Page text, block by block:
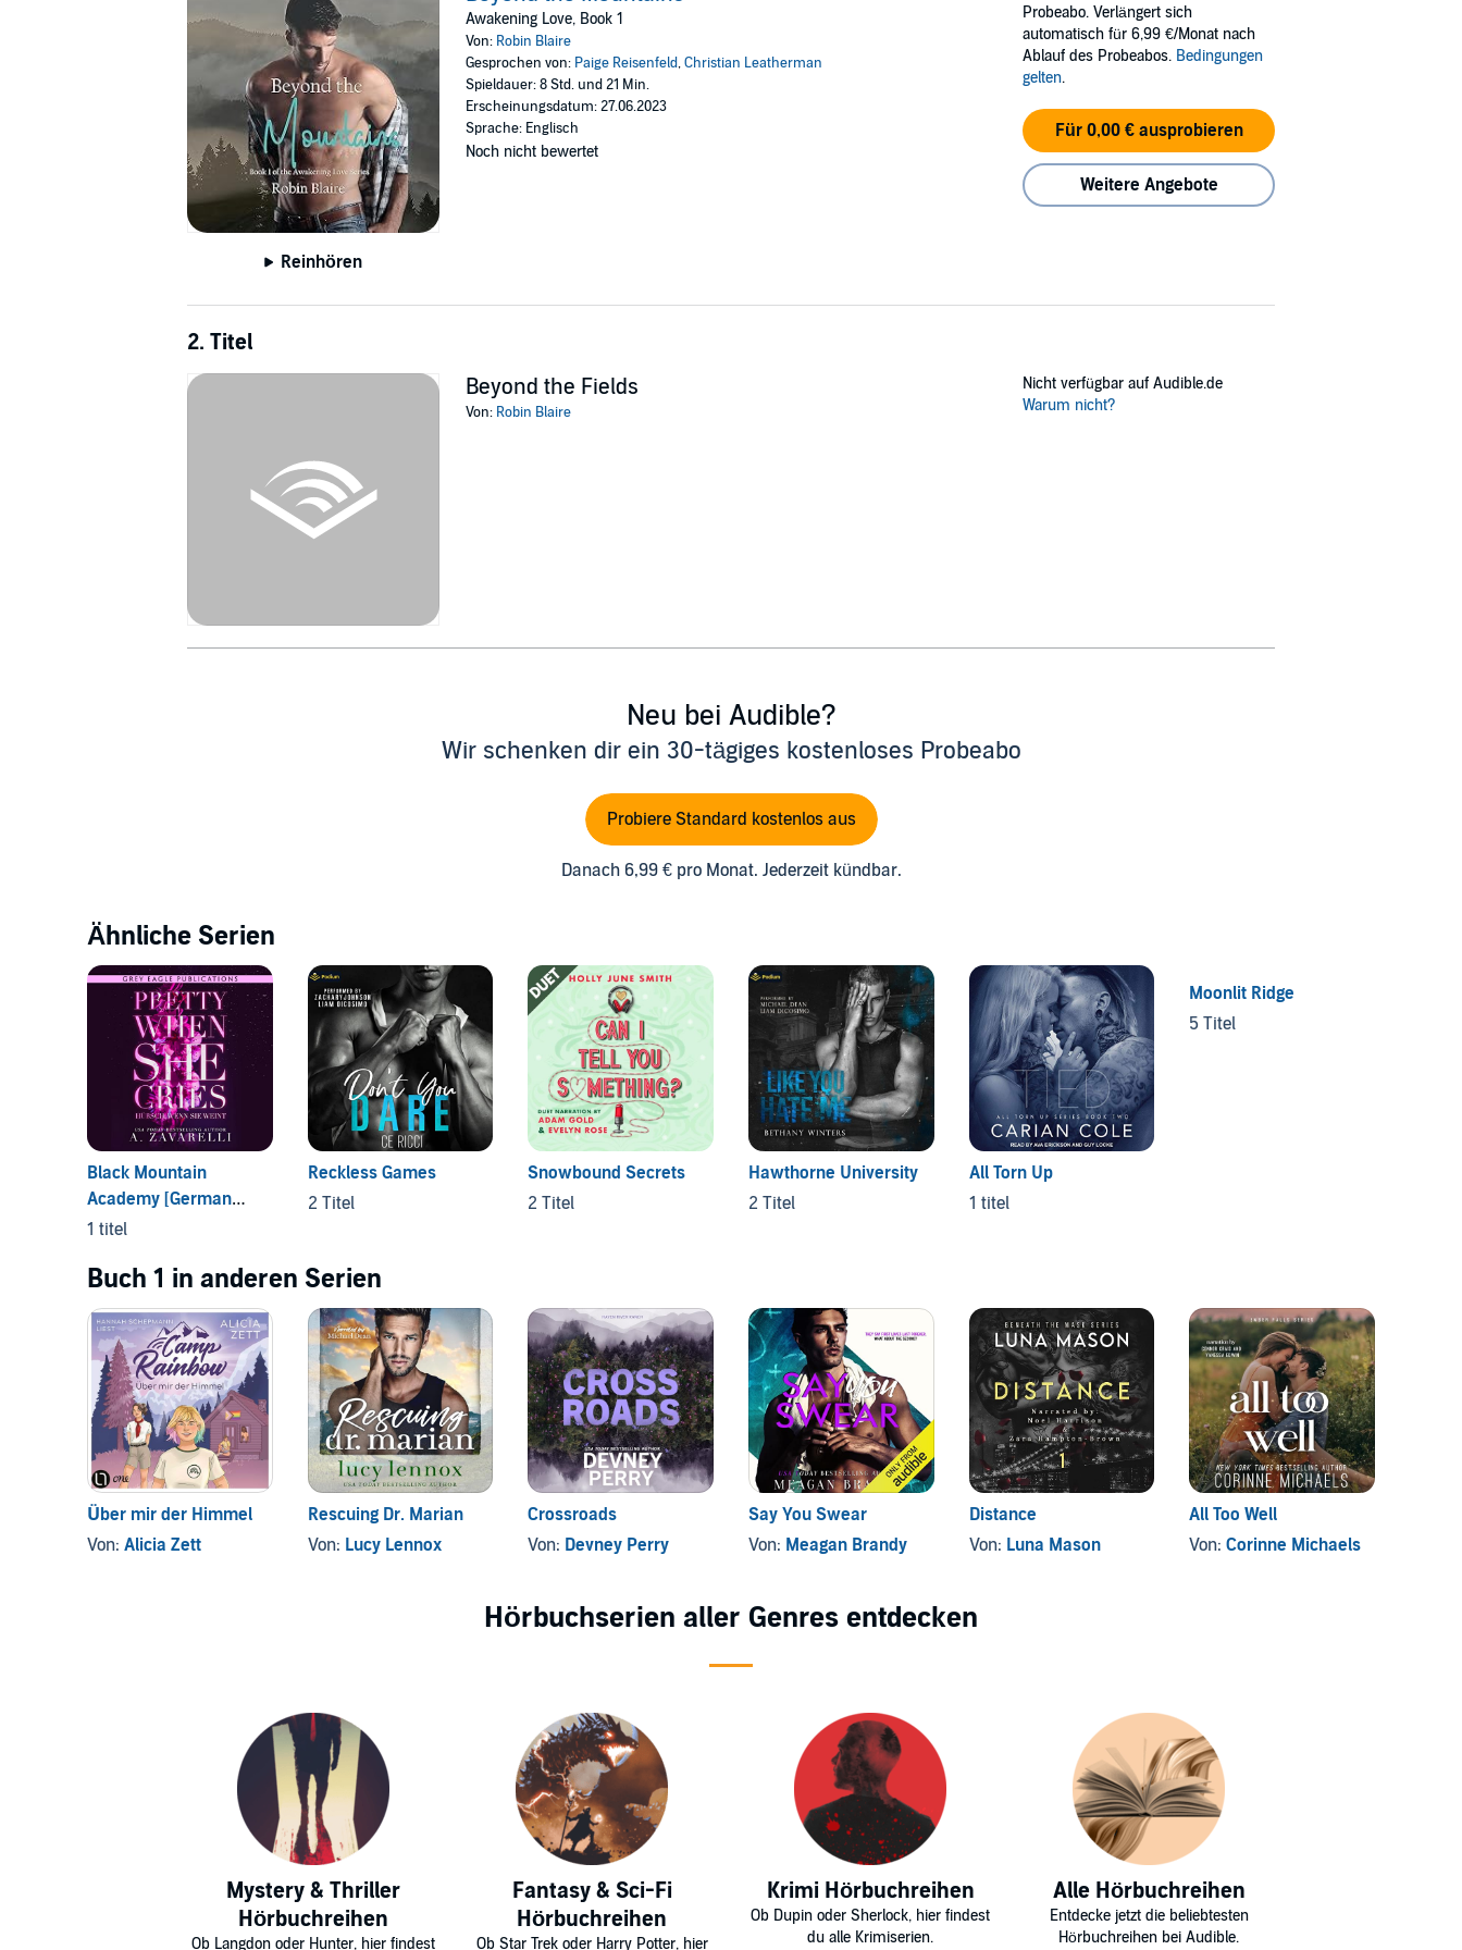
I can't help but notice the shock of electricity when our eyes meet and recognition fills her gaze.
She is the only woman I've ever wanted.
The only woman I've dreamed about.
The only woman who was made to be mine.
Beyond the Mountainsis Book 1 of the Awakening Love series, but can be listened to as a stand-alone. It is a spicy, 18+ romance with the following tropes: small-
town romance, second chance romance, cinnamon roll hero, stubborn heroine, sexy farmer next door.
©2022 Robin Croninger (P)2023 Robin Croninger
Reinhören
Awakening Love, Book 1
Von: Robin Blaire
Gesprochen von: Paige Reisenfeld,Christian Leatherman
Spieldauer: 8 Std. und 21 Min.
Erscheinungsdatum: 27.06.2023
Sprache: Englisch
Noch nicht bewertet
Probeabo. Verlängert sich
automatisch für 6,99 €/Monat nach
Ablauf des Probeabos. Bedingungen
gelten.
Für 0,00 € ausprobieren
Weitere Angebote
2. Titel
Beyond the Fields
Von: Robin Blaire
Nicht verfügbar auf Audible.de
Warum nicht?
Neu bei Audible?
Wir schenken dir ein 30-tägiges kostenloses Probeabo
Probiere Standard kostenlos aus
Danach 6,99 € pro Monat. Jederzeit kündbar.
Ähnliche Serien
Black Mountain
Academy [German
Edition]
1 titel
Reckless Games
2 Titel
Snowbound Secrets
2 Titel
Hawthorne University
2 Titel
All Torn Up
1 titel
Moonlit Ridge
5 Titel
Buch 1 in anderen Serien
Über mir der Himmel
Von: Alicia Zett
Rescuing Dr. Marian
Von: Lucy Lennox
Crossroads
Von: Devney Perry
Say You Swear
Von: Meagan Brandy
Distance
Von: Luna Mason
All Too Well
Von:Corinne Michaels
Hörbuchserien aller Genres entdecken
Mystery & Thriller
Hörbuchreihen
Ob Langdon oder Hunter, hier findest
Fantasy & Sci-Fi
Hörbuchreihen
Ob Star Trek oder Harry Potter, hier
Krimi Hörbuchreihen
Ob Dupin oder Sherlock, hier findest
du alle Krimiserien.
Alle Hörbuchreihen
Entdecke jetzt die beliebtesten
Hörbuchreihen bei Audible.